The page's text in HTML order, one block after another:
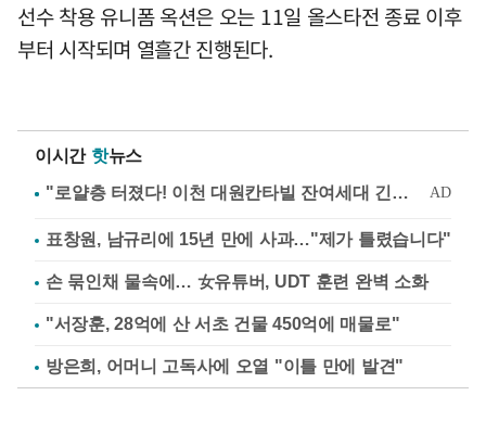
선수 착용 유니폼 옥션은 오는 11일 올스타전 종료 이후
부터 시작되며 열흘간 진행된다.
이시간 핫뉴스
표창원, 남규리에 15년 만에 사과…"제가 틀렸습니다"
손 묶인채 물속에… 女유튜버, UDT 훈련 완벽 소화
"서장훈, 28억에 산 서초 건물 450억에 매물로"
방은희, 어머니 고독사에 오열 "이틀 만에 발견"